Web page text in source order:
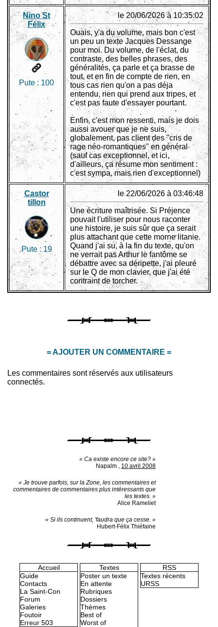
Nino St
Félix
Pute : 100
le 20/06/2026 à 10:35:02
Ouais, y'a du volume, mais bon c'est
un peu un texte Jacques Dessange
pour moi. Du volume, de l'éclat, du
contraste, des belles phrases, des
généralités, ça parle et ça brasse de
tout, et en fin de compte de rien, en
tous cas rien qu'on a pas déja
entendu, rien qui prend aux tripes, et
c'est pas faute d'essayer pourtant.
Enfin, c'est mon ressenti, mais je dois
aussi avouer que je ne suis,
globalement, pas client des "cris de
rage néo-romantiques" en général
(sauf cas exceptionnel, et ici,
d'ailleurs, ça résume mon sentiment :
c'est sympa, mais rien d'exceptionnel)
Castor
tillon
Pute :19
le 22/06/2026 à 03:46:48
Une écriture maîtrisée. Si Préjence
pouvait l'utiliser pour nous raconter
une histoire, je suis sûr que ça serait
plus attachant que cette morne litanie.
Quand j'ai su, à la fin du texte, qu'on
ne verrait pas Arthur le fantôme se
débattre avec sa déripette, j'ai pleuré
sur le Q de mon clavier, que j'ai été
contraint de torcher.
= AJOUTER UN COMMENTAIRE =
Les commentaires sont réservés aux utilisateurs
connectés.
« Ca existe encore ce site? »
Napalm , 10 avril 2008
« Je trouve parfois, sur la Zone, les commentaires et
commentaires de commentaires plus intéressants que
les textes. »
Alice Rameliet
« Si ils continuent, 'faudra que ça cesse. »
Hubert-Félix Thiéfaine
Accueil
Guide
Contacts
La Saint-Con
Forum
Galeries
Foutoir
Erreur 503
Textes
Poster un texte
En attente
Rubriques
Dossiers
Thèmes
Best of
Worst of
RSS
Textes récents
URSS